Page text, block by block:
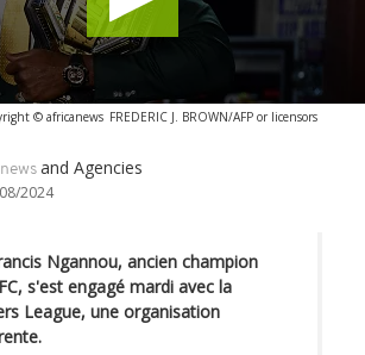
© africanews FREDERIC J. BROWN/AFP or licensors
and Agencies
2024
Ngannou, ancien champion
s'est engagé mardi avec la
League, une organisation